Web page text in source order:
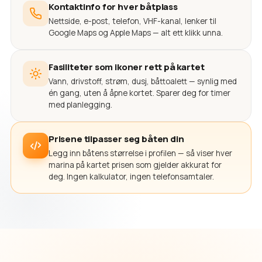
Kontaktinfo for hver båtplass
Nettside, e-post, telefon, VHF-kanal, lenker til
Google Maps og Apple Maps — alt ett klikk unna.
Fasiliteter som ikoner rett på kartet
Vann, drivstoff, strøm, dusj, båttoalett — synlig med
én gang, uten å åpne kortet. Sparer deg for timer
med planlegging.
Prisene tilpasser seg båten din
Legg inn båtens størrelse i profilen — så viser hver
marina på kartet prisen som gjelder akkurat for
deg. Ingen kalkulator, ingen telefonsamtaler.